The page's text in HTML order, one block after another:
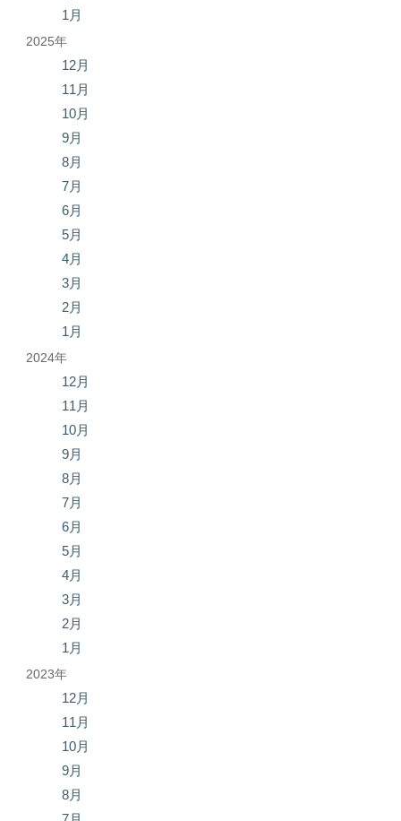
1月
2025年
12月
11月
10月
9月
8月
7月
6月
5月
4月
3月
2月
1月
2024年
12月
11月
10月
9月
8月
7月
6月
5月
4月
3月
2月
1月
2023年
12月
11月
10月
9月
8月